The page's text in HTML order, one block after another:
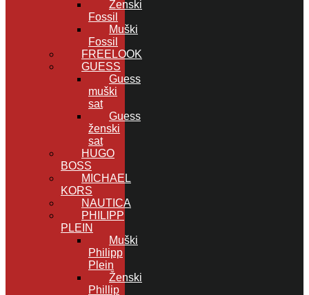
Ženski
Fossil
Muški
Fossil
FREELOOK
GUESS
Guess
muški
sat
Guess
ženski
sat
HUGO
BOSS
MICHAEL
KORS
NAUTICA
PHILIPP
PLEIN
Muški
Philipp
Plein
Ženski
Phillip